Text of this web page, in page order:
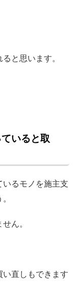
と思います。
いると取
るモノを施主支
ん。
直しもできます